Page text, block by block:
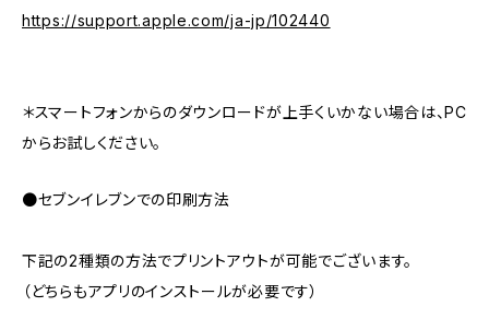
https://support.apple.com/ja-jp/102440
＊スマートフォンからのダウンロードが上手くいかない場合は、PC
からお試しください。
●セブンイレブンでの印刷方法
下記の2種類の方法でプリントアウトが可能でございます。
（どちらもアプリのインストールが必要です）